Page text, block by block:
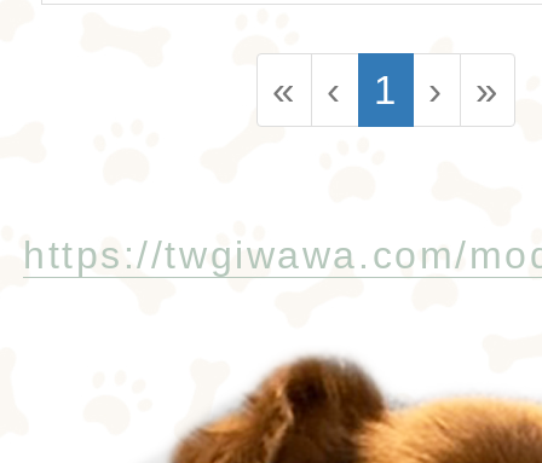
« ‹ 1 › »
https://twgiwawa.com/